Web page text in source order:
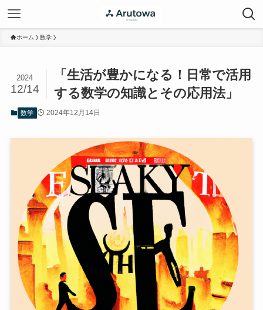
ホーム 数学
「生活が豊かになる！日常で活用
する数学の知識とその応用法」
2024
12/14
数学 2024年12月14日